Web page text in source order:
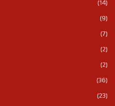
(14)
(9)
(7)
(2)
(2)
(36)
(23)